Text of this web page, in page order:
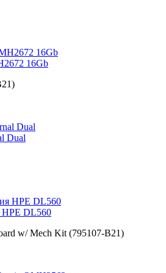
16Gb
Dual
HPE DL560
w/ Mech Kit (795107-B21)